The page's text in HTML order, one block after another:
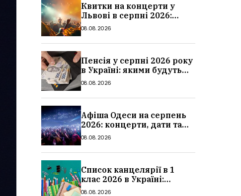
Квитки на концерти у
Львові в серпні 2026:
дати, ціни та локації
08.08.2026
Пенсія у серпні 2026 року
в Україні: якими будуть
мінімальні та
суми
08.08.2026
Афіша Одеси на серпень
2026: концерти, дати та
ціни квитків
08.08.2026
Список канцелярії в 1
клас 2026 в Україні:
повний чек-лист для
08.08.2026